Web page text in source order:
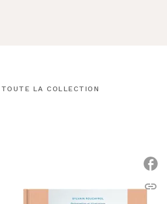
LA COLLECTION
link